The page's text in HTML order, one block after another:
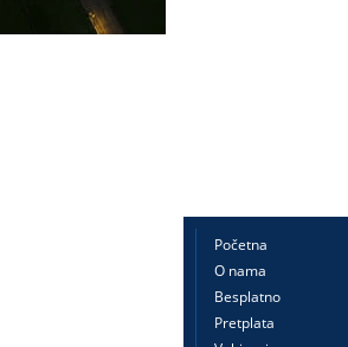
Početna
O nama
Besplatno
Pretplata